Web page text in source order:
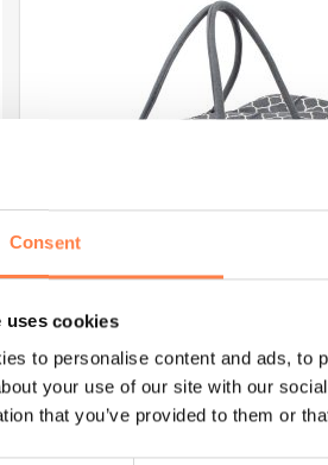
Consent
uses cookies
to personalise content and ads, to
your use of our site with our
that you’ve provided to them or
op
de
YOGA
Brede Sporttas – Grijs